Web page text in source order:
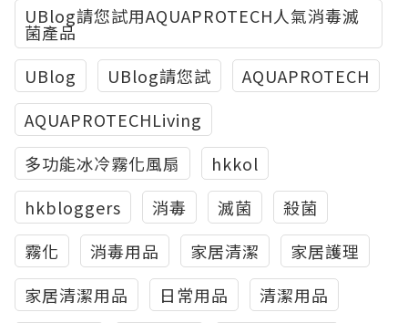
UBlog請您試用AQUAPROTECH人氣消毒滅
菌產品
UBlog
UBlog請您試
AQUAPROTECH
AQUAPROTECHLiving
多功能冰冷霧化風扇
hkkol
hkbloggers
消毒 滅菌
殺菌
霧化
消毒用品 家居清潔
家居護理
家居清潔用品
日常用品
清潔用品